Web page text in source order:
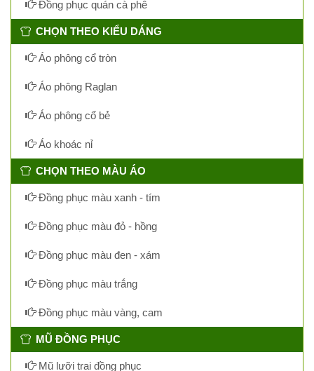
Đồng phục quán cà phê
CHỌN THEO KIỂU DÁNG
Áo phông cổ tròn
Áo phông Raglan
Áo phông cổ bẻ
Áo khoác nỉ
CHỌN THEO MÀU ÁO
Đồng phục màu xanh - tím
Đồng phục màu đỏ - hồng
Đồng phục màu đen - xám
Đồng phục màu trắng
Đồng phục màu vàng, cam
MŨ ĐỒNG PHỤC
Mũ lưỡi trai đồng phục